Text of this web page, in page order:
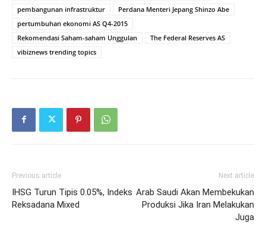
pembangunan infrastruktur
Perdana Menteri Jepang Shinzo Abe
pertumbuhan ekonomi AS Q4-2015
Rekomendasi Saham-saham Unggulan
The Federal Reserves AS
vibiznews trending topics
Previous article
IHSG Turun Tipis 0.05%, Indeks
Reksadana Mixed
Next article
Arab Saudi Akan Membekukan
Produksi Jika Iran Melakukan
Juga